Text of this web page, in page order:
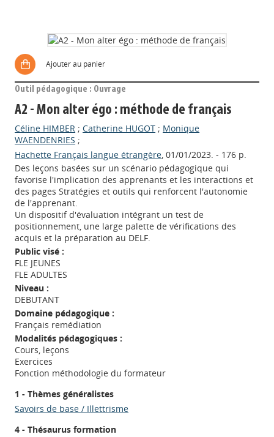
Ajouter au panier
Outil pédagogique : Ouvrage
A2 - Mon alter égo : méthode de français
Céline HIMBER ;Catherine HUGOT ; Monique
WAENDENRIES ;
Hachette Français langue étrangère, 01/01/2023. - 176 p.
Des leçons basées sur un scénario pédagogique qui
favorise l'implication des apprenants et les interactions et
des pages Stratégies et outils qui renforcent l'autonomie
de l'apprenant.
Un dispositif d'évaluation intégrant un test de
positionnement, une large palette de vérifications des
acquis et la préparation au DELF.
Public visé :
FLE JEUNES
FLE ADULTES
Niveau :
DEBUTANT
Domaine pédagogique :
Français remédiation
Modalités pédagogiques :
Cours, leçons
Exercices
Fonction méthodologie du formateur
1 - Thèmes généralistes
Savoirs de base / Illettrisme
4 - Thésaurus formation